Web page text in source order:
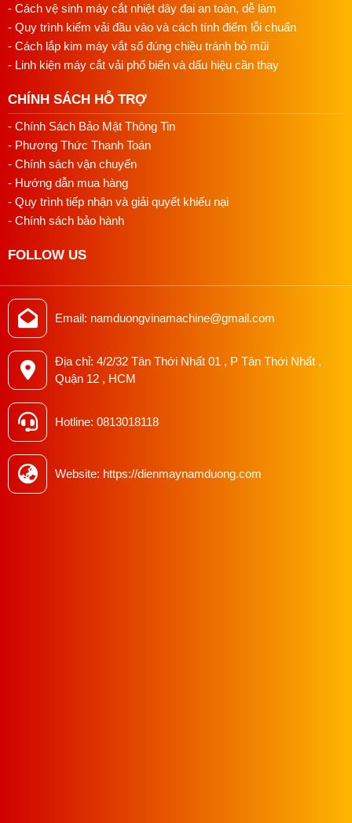
- Cách vệ sinh máy cắt nhiệt dây đai an toàn, dễ làm
- Quy trình kiểm vải đầu vào và cách tính điểm lỗi chuẩn
- Cách lắp kim máy vắt sổ đúng chiều tránh bỏ mũi
- Linh kiện máy cắt vải phổ biến và dấu hiệu cần thay
CHÍNH SÁCH HỖ TRỢ
- Chính Sách Bảo Mật Thông Tin
- Phương Thức Thanh Toán
- Chính sách vận chuyển
- Hướng dẫn mua hàng
- Quy trình tiếp nhận và giải quyết khiếu nại
- Chính sách bảo hành
FOLLOW US
Email: namduongvinamachine@gmail.com
Địa chỉ: 4/2/32 Tân Thới Nhất 01 , P Tân Thới Nhất ,
Quận 12 , HCM
Hotline: 0813018118
Website: https://dienmaynamduong.com